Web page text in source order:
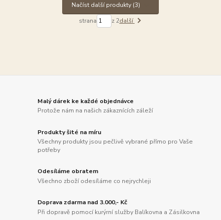
Načíst další produkty (3)
strana z 2další
Malý dárek ke každé objednávce
Protože nám na našich zákaznících záleží
Produkty šité na míru
Všechny produkty jsou pečlivě vybrané přímo pro Vaše
potřeby
Odesíláme obratem
Všechno zboží odesíláme co nejrychleji
Doprava zdarma nad 3.000,- Kč
Při dopravě pomocí kurýrní služby Balíkovna a Zásilkovna